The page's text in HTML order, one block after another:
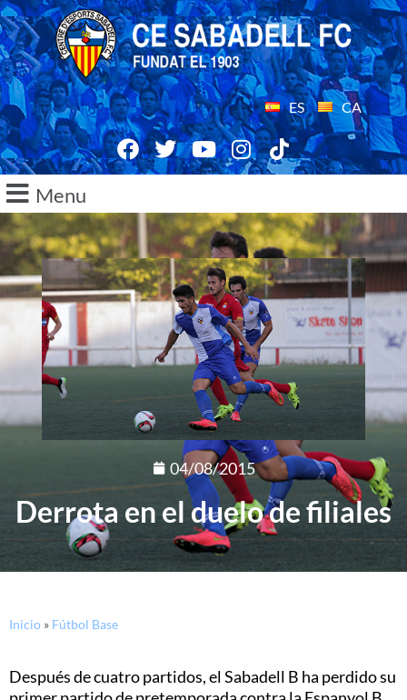
ES CA
Menu
04/08/2015
Derrota en el duelo de filiales
Inicio » Fútbol Base
Después de cuatro partidos, el Sabadell B ha perdido su